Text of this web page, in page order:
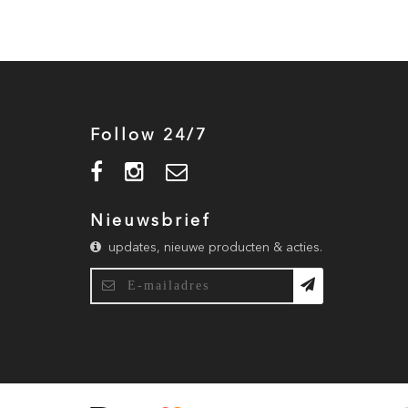
Follow 24/7
Nieuwsbrief
updates, nieuwe producten & acties.